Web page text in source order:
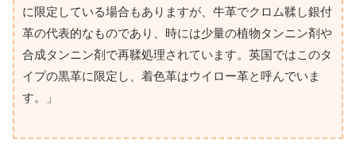
に限定している場合もありますが、牛革でクロム鞣し銀付
革の代表的なものであり、時には少量の植物タンニン剤や
合成タンニン剤で再鞣処理されています。英国ではこのタ
イプの黒革に限定し、着色革はウイロー革と呼んでいま
す。」